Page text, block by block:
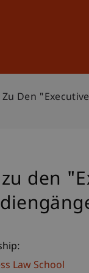
Den
den
Law School